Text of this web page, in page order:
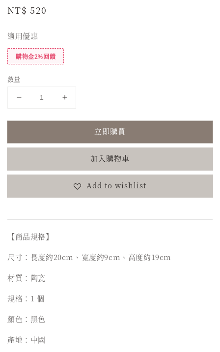
Regular
NT$ 520
適用優惠
購物金2%回饋
數量
立即購買
加入購物車
Add to wishlist
【商品規格】
尺寸：長度約20cm、寬度約9cm、高度約19cm
材質：陶瓷
規格：1 個
顏色：黑色
產地：中國